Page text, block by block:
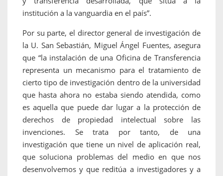
institución a la vanguardia en el país”.
Por su parte, el director general de investigación de
la U. San Sebastián, Miguel Ángel Fuentes, asegura
que “la instalación de una Oficina de Transferencia
representa un mecanismo para el tratamiento de
cierto tipo de investigación dentro de la universidad
que hasta ahora no estaba siendo atendida, como
es aquella que puede dar lugar a la protección de
derechos de propiedad intelectual sobre las
invenciones. Se trata por tanto, de una
investigación que tiene un nivel de aplicación real,
que soluciona problemas del medio en que nos
desenvolvemos y que reditúa a investigadores y a